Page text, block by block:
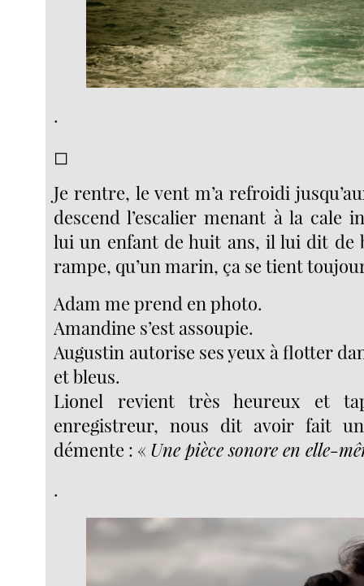
.
◻︎
Je rentre, le vent m’a refroidi
descend l’escalier menant à la cale
lui un enfant de huit ans, il lui dit de
rampe, qu’un marin, ça se tient
Adam me prend en photo.
Amandine s’est assoupie.
Augustin autorise ses yeux à flotter
et bleus.
Lionel revient très heureux et
enregistreur, nous dit avoir fait
démente : « Une pièce sonore en elle-
.